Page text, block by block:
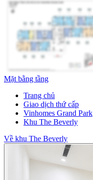
Mặt bằng tầng
Trang chủ
Giao dịch thứ cấp
Vinhomes Grand Park
Khu The Beverly
Về khu The Beverly